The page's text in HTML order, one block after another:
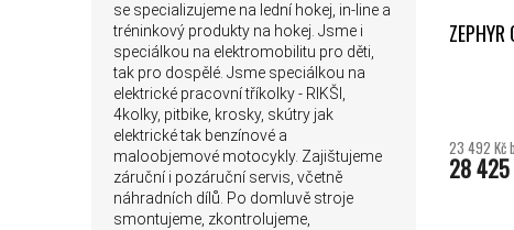
se specializujeme na lední hokej, in-line a
tréninkový produkty na hokej. Jsme i
speciálkou na elektromobilitu pro děti,
tak pro dospělé. Jsme speciálkou na
elektrické pracovní tříkolky - RIKŠI,
4kolky, pitbike, krosky, skútry jak
elektrické tak benzínové a
maloobjemové motocykly. Zajištujeme
záruční i pozáruční servis, včetně
náhradních dílů. Po domluvě stroje
smontujeme, zkontrolujeme,
23 492 Kč
28 425